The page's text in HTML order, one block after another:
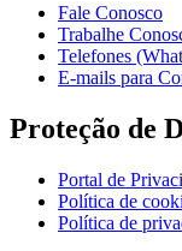
Fale Conosco
Trabalhe
Telefones
E-mails para
Proteção de
Portal de
Política de
Política de